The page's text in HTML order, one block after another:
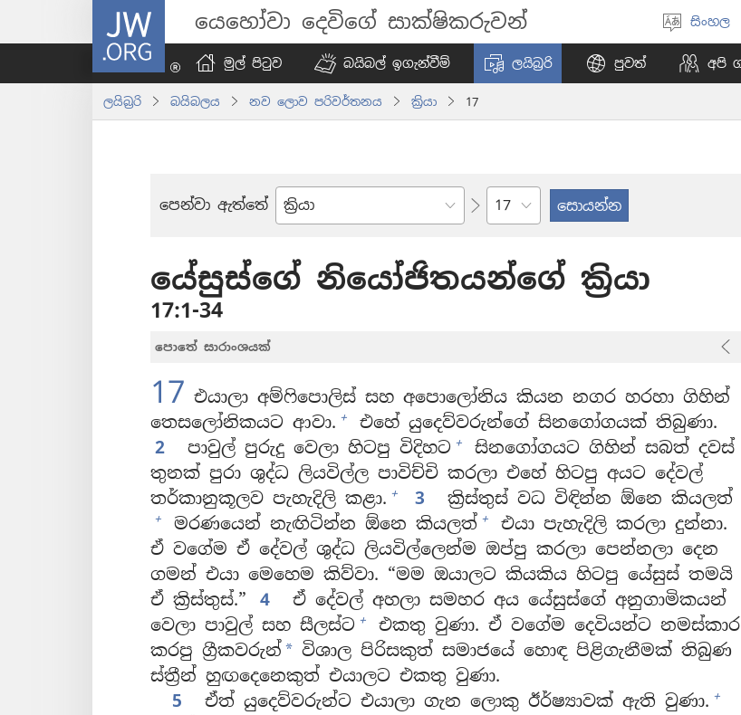
JW.ORG යෙහෝවා දෙවිගේ සාක්ෂිකරුවන්
භාෂාව
සිංහල
මුල් පිටුව බයිබල් ඉගැන්වීම් ලයිබ්‍රරි පුවත් අපි
ලයිබ්‍රරි බයිබලය නව ලොව පරිවර්තනය ක්‍රියා 17
පෙන්වා ඇත්තේ
බයිබලයේ
පරිච්ඡේදය
යේසුස්ගේ නියෝජිතයන්ගේ ක්‍රියා
17:1-34
පොතේ සාරාංශයක්
17 එයාලා අම්ෆිපොලිස් සහ අපොලෝනිය කියන නගර හරහා ගිහින්
තෙසලෝනිකයට ආවා. +
එහේ යුදෙව්වරුන්ගේ සිනගෝගයක් තිබුණා.
2
පාවුල් පුරුදු වෙලා හිටපු විදිහට +
සිනගෝගයට ගිහින් සබත් දවස්
තුනක් පුරා ශුද්ධ ලියවිල්ල පාවිච්චි කරලා එහේ හිටපු අයට දේවල්
තර්කානුකූලව පැහැදිලි කළා. + 3 ක්‍රිස්තුස් වධ විඳින්න ඕනෙ කියලත්
+ මරණයෙන් නැඟිටින්න ඕනෙ කියලත් +
එයා පැහැදිලි කරලා දුන්නා.
ඒ වගේම ඒ දේවල් ශුද්ධ ලියවිල්ලෙන්ම ඔප්පු කරලා පෙන්නලා දෙන
ගමන් එයා මෙහෙම කිව්වා. “මම ඔයාලට කියකිය හිටපු යේසුස් තමයි
ඒ ක්‍රිස්තුස්.”
4
ඒ දේවල් අහලා සමහර අය යේසුස්ගේ අනුගාමිකයන්
වෙලා පාවුල් සහ සීලස්ට +
එකතු වුණා. ඒ වගේම දෙවියන්ට නමස්කාර
කරපු ග්‍රීකවරුන්* විශාල පිරිසකුත් සමාජයේ හොඳ පිළිගැනීමක් තිබුණ
ස්ත්‍රීන් හුඟදෙනෙකුත් එයාලට එකතු වුණා.
5
ඒත් යුදෙව්වරුන්ට එයාලා ගැන ලොකු ඊර්ෂ්‍යාවක් ඇති වුණා. +